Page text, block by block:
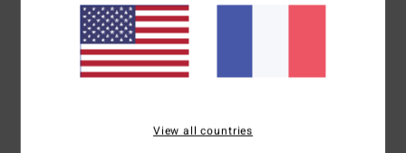
Étiquette tissée Billabong
Composition[Matière principale] 70% coton, 30% coton
View all countries